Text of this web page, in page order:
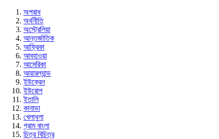
অপরাধ
অর্থনীতি
অস্ট্রেলিয়া
আন্তর্জাতিক
আফ্রিকা
আবহাওয়া
আমেরিকা
আয়ারল্যান্ড
ইউক্রেন
ইউরোপ
ইতালি
কানাডা
খেলাধুলা
গ্রাম বাংলা
চিত্র বিচিত্র